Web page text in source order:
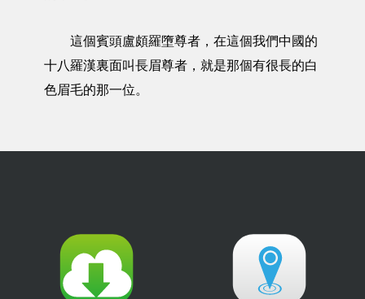
這個賓頭盧頗羅墮尊者，在這個我們中國的
十八羅漢裏面叫長眉尊者，就是那個有很長的白
色眉毛的那一位。